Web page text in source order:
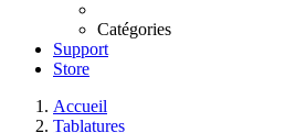
Catégories
Support
Store
Accueil
Tablatures